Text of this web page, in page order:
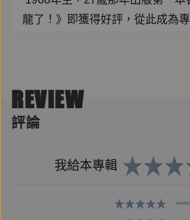
龍了！》即獲得好評，從此成為
面細節，都歷經反覆推敲、仔細
嘆，更禁得起一讀再讀。
賴馬的作品幾乎得過所有台灣重
2007年應邀到大阪國際兒童文學
REVIEW
評論
我給本專輯